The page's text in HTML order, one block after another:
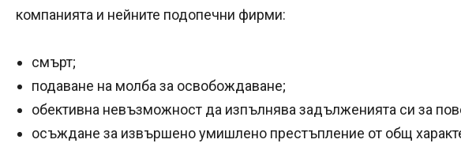
компанията и нейните подопечни фирми:
смърт;
подаване на молба за освобождаване;
обективна невъзможност да изпълнява задълженията си за
осъждане за извършено умишлено престъпление от общ